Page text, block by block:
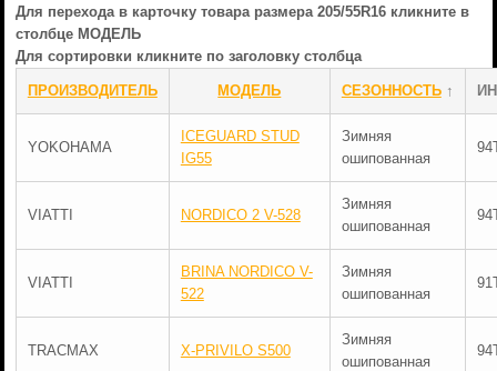
Для перехода в карточку товара размера 205/55R16 кликните в
столбце МОДЕЛЬ
Для сортировки кликните по заголовку столбца
ПРОИЗВОДИТЕЛЬ МОДЕЛЬ СЕЗОННОСТЬ↑
YOKOHAMA
ICEGUARD STUD
IG55
Зимняя
ошипованная
VIATTI NORDICO 2 V-528
Зимняя
ошипованная
VIATTI
BRINA NORDICO V-
522
Зимняя
ошипованная
TRACMAX X-PRIVILO S500
Зимняя
ошипованная